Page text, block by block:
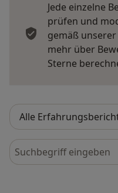
Jede einzelne
prüfen und
gemäß
mehr über
Sterne
Bewertungen